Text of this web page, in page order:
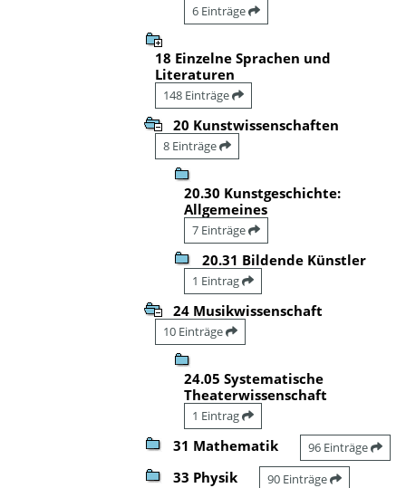
6 Einträge
18 Einzelne Sprachen und
Literaturen
148 Einträge
20 Kunstwissenschaften
8 Einträge
20.30 Kunstgeschichte:
Allgemeines
7 Einträge
20.31 Bildende Künstler
1 Eintrag
24 Musikwissenschaft
10 Einträge
24.05 Systematische
Theaterwissenschaft
1 Eintrag
31 Mathematik 96 Einträge
33 Physik 90 Einträge